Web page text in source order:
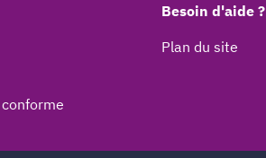
Besoin d'aide ?
Plan du site